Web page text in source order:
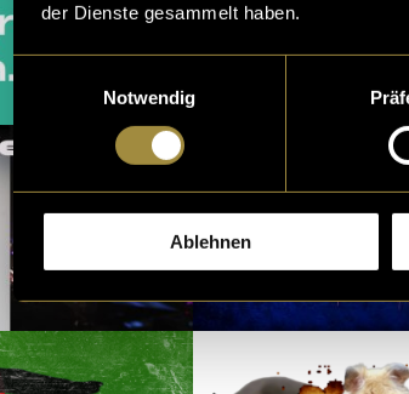
der Dienste gesammelt haben.
Notwendig
Ablehnen